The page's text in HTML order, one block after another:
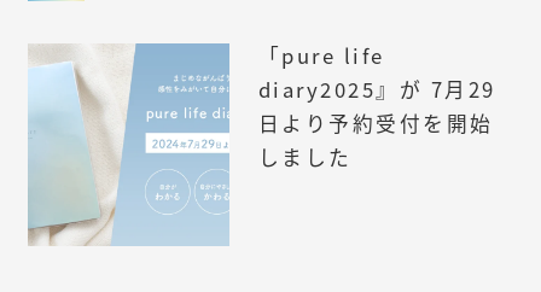
「pure life
diary2025』が 7月29
日より予約受付を開始
しました